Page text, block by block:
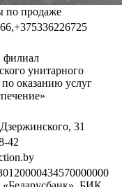
по продаже
филиал
унитарного
оказанию услуг
31
42